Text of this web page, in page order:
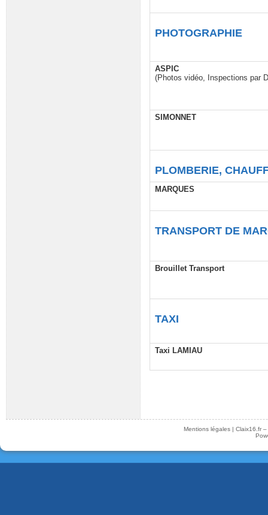
PHOTOGRAPHIE
ASPIC
(Photos vidéo, Inspections par
SIMONNET
PLOMBERIE,
MARQUES
TRANSPORT DE
Brouillet Transport
TAXI
Taxi LAMIAU
Mentions légales| Claix16.fr